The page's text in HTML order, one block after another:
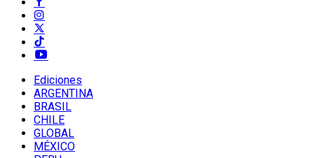
Ediciones
ARGENTINA
BRASIL
CHILE
GLOBAL
MÉXICO